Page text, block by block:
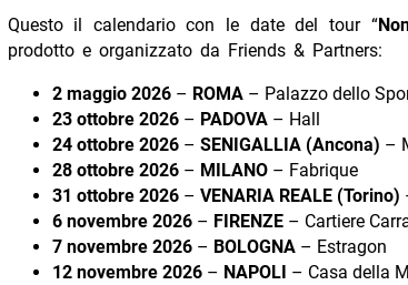
Questo il calendario con le date del tour “
prodotto e organizzato da Friends & Partners:
2 maggio 2026– ROMA– Palazzo dello
23 ottobre 2026– PADOVA– Hall
24 ottobre 2026– SENIGALLIA (Ancona) –
28 ottobre 2026– MILANO– Fabrique
31 ottobre 2026– VENARIA REALE (Torino)
6 novembre 2026– FIRENZE– Cartiere
7 novembre 2026– BOLOGNA– Estragon
12 novembre 2026– NAPOLI – Casa della